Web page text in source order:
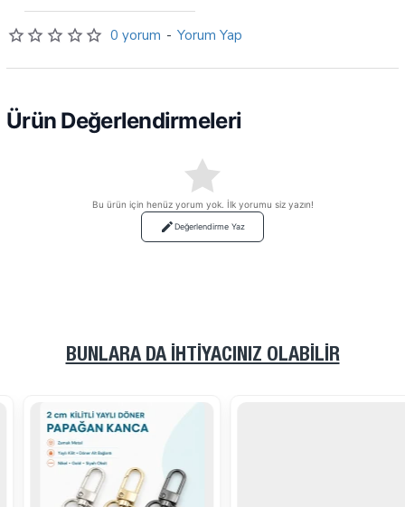
0 yorum - Yorum Yap
Ürün Değerlendirmeleri
Bu ürün için henüz yorum yok. İlk yorumu siz yazın!
Değerlendirme Yaz
BUNLARA DA İHTIYACINIZ OLABILIR